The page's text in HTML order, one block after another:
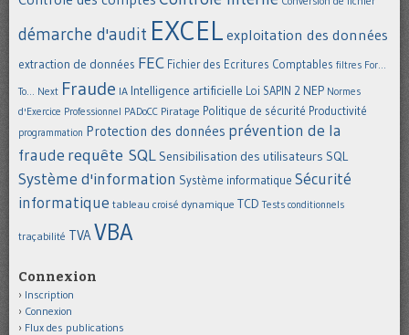
démarche d'audit EXCEL exploitation des données
extraction de données FEC Fichier des Ecritures Comptables filtres For...
To... Next Fraude IA Intelligence artificielle Loi SAPIN 2 NEP Normes
d'Exercice Professionnel PADoCC Piratage Politique de sécurité Productivité
programmation Protection des données prévention de la
fraude requête SQL Sensibilisation des utilisateurs SQL
Système d'information Système informatique Sécurité
informatique tableau croisé dynamique TCD Tests conditionnels
traçabilité TVAVBA
Connexion
Inscription
Connexion
Flux des publications